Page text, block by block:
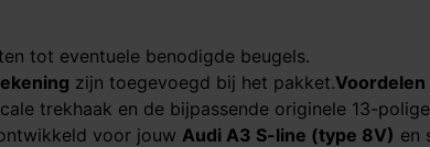
tot eventuele benodigde beugels.
zijn toegevoegd bij het pakket.
trekhaak en de bijpassende originele 13-
voor jouw Audi A3 S-line (type 8V)​​​​​​​ en